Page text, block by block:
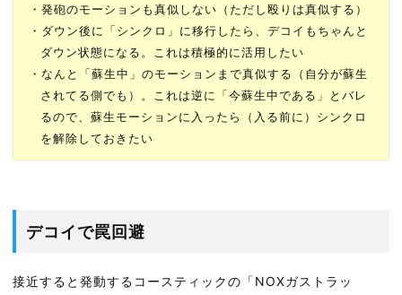
・発砲のモーションも真似しない（ただし殴りは真似する）
・ダウン後に「シンクロ」に移行したら、デコイもちゃんと
ダウン状態になる。これは積極的に活用したい
・なんと「蘇生中」のモーションまで真似する（自分が蘇生
されてる側でも）。これは逆に「今蘇生中である」とバレ
るので、蘇生モーションに入ったら（入る前に）シンクロ
を解除しておきたい
デコイで罠回避
接近すると発動するコースティックの「NOXガストラッ